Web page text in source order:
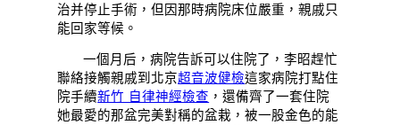
治并停止手術，但因那時病院床位嚴重，親戚只
能回家等候。
一個月后，病院告訴可以住院了，李昭趕忙
聯絡接觸親戚到北京超音波健檢這家病院打點住
院手續新竹 自律神經檢查 ，還備齊了一套住院
她最愛的那盆完美對稱的盆栽，被一股金色的能